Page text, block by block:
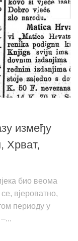
између
Хрват,
био веома
вјероватно,
периоду у